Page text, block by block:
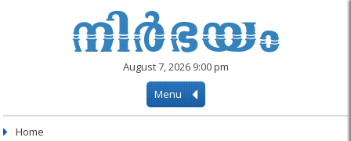
August 7, 2026 9:00 pm
Menu
Home